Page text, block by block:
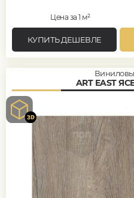
Цена за 1 м²
КУПИТЬ ДЕШЕВЛЕ
ART EAST